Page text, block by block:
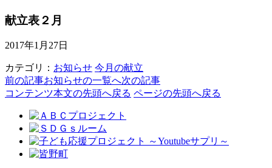
献立表２月
2017年1月27日
カテゴリ： お知らせ 今月の献立
前の記事お知らせの一覧へ次の記事
コンテンツ本文の先頭へ戻る ページの先頭へ戻る